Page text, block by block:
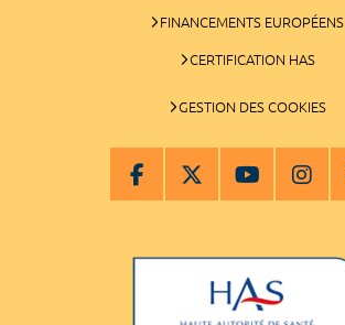
FINANCEMENTS EUROPÉENS
CERTIFICATION HAS
GESTION DES COOKIES